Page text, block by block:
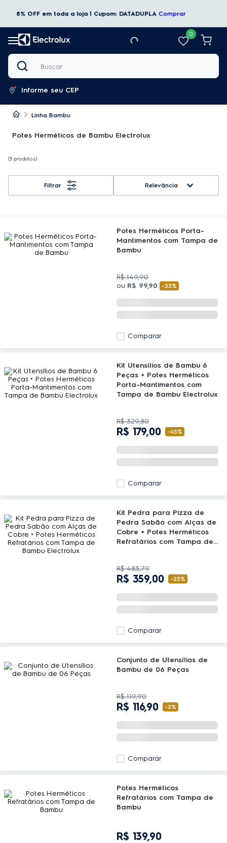
8% OFF em toda a loja | Cupom: DATADUPLA Comprar
0
Buscar
Informe seu CEP
Linha Bambu
Potes Herméticos de Bambu Electrolux
5 produtos
Relevância
Potes Herméticos Porta-
Mantimentos com Tampa de
Bambu
R$ 149,90
ou R$ 99,90 -33%
Comparar
Kit Utensílios de Bambu 6
Peças + Potes Herméticos
Porta-Mantimentos com
Tampa de Bambu Electrolux
R$ 329,80
R$ 179,00 -45%
Comparar
Kit Pedra para Pizza de
Pedra Sabão com Alças de
Cobre + Potes Herméticos
Refratários com Tampa de
R$ 483,79
R$ 359,00 -25%
Comparar
Conjunto de Utensílios de
Bambu de 06 Peças
R$ 119,90
R$ 116,90 -2%
Comparar
Potes Herméticos
Refratários com Tampa de
Bambu
R$ 139,90